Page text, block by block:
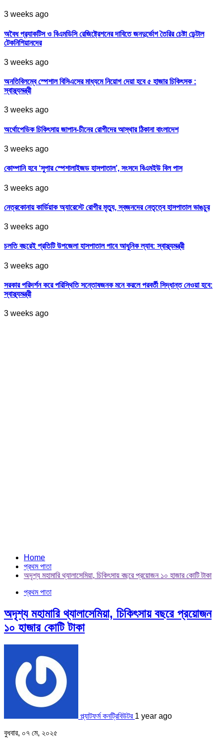
3 weeks ago
অবৈধ প্র‍্যাকটিস ও বিএমডিসি রেজিষ্ট্রেশনের দাবিতে জনদুর্ভোগ তৈরির চেষ্টা ডেন্টাল
টেকনিশিয়ানদের
3 weeks ago
অনতিবিলম্বে স্পেশাল বিসিএসের মাধ্যমে নিয়োগ দেয়া হবে ৫ হাজার চিকিৎসক :
স্বাস্থ্যমন্ত্রী
3 weeks ago
অর্থোপেডিক চিকিৎসায় জাপান-চীনের রোগীদের আস্থার ঠিকানা বাংলাদেশ
3 weeks ago
কোম্পানি হবে ‘সুপার স্পেশালাইজড হাসপাতাল’, সংসদে বিএমইউ বিল পাস
3 weeks ago
নেত্রকোনায় কার্ডিয়াক অ্যারেস্টে রোগীর মৃত্যু, স্বজনদের নেতৃত্বে হাসপাতাল ভাঙচুর
3 weeks ago
চলতি বছরেই প্রতিটি উপজেলা হাসপাতাল পাবে আধুনিক ল্যাব: স্বাস্থ্যমন্ত্রী
3 weeks ago
সরকার পরিদর্শন করে পরিস্থিতি সন্তোষজনক মনে করলে পরবর্তী সিদ্ধান্ত নেওয়া হবে:
স্বাস্থ্যমন্ত্রী
3 weeks ago
Home
প্রথম পাতা
অদৃশ্য মহামারি থ্যালাসেমিয়া, চিকিৎসায় বছরে প্রয়োজন ১০ হাজার কোটি টাকা
প্রথম পাতা
অদৃশ্য মহামারি থ্যালাসেমিয়া, চিকিৎসায় বছরে প্রয়োজন
১০ হাজার কোটি টাকা
প্ল্যাটফর্ম কনট্রিবিউটর 1 year ago
বুধবার, ০৭ মে, ২০২৫